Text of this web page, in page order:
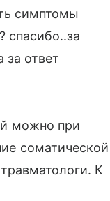
симптомы
спасибо..за
за ответ
можно при
соматической
К